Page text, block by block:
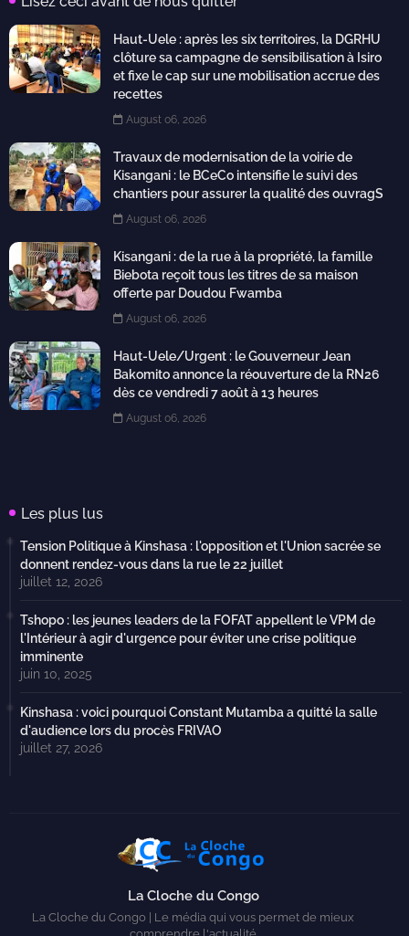
Haut-Uele : après les six territoires, la DGRHU
clôture sa campagne de sensibilisation à Isiro
et fixe le cap sur une mobilisation accrue des
recettes
August 06, 2026
Travaux de modernisation de la voirie de
Kisangani : le BCeCo intensifie le suivi des
chantiers pour assurer la qualité des ouvragS
August 06, 2026
Kisangani : de la rue à la propriété, la famille
Biebota reçoit tous les titres de sa maison
offerte par Doudou Fwamba
August 06, 2026
Haut-Uele/Urgent : le Gouverneur Jean
Bakomito annonce la réouverture de la RN26
dès ce vendredi 7 août à 13 heures
August 06, 2026
Les plus lus
Tension Politique à Kinshasa : l'opposition et l'Union sacrée se
donnent rendez-vous dans la rue le 22 juillet
juillet 12, 2026
Tshopo : les jeunes leaders de la FOFAT appellent le VPM de
l'Intérieur à agir d'urgence pour éviter une crise politique
imminente
juin 10, 2025
Kinshasa : voici pourquoi Constant Mutamba a quitté la salle
d'audience lors du procès FRIVAO
juillet 27, 2026
La Cloche du Congo
La Cloche du Congo | Le média qui vous permet de mieux